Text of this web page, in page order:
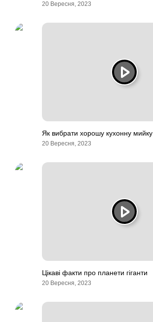
20 Вересня, 2023
Як вибрати хорошу кухонну мийку
20 Вересня, 2023
Цікаві факти про планети гіганти
20 Вересня, 2023